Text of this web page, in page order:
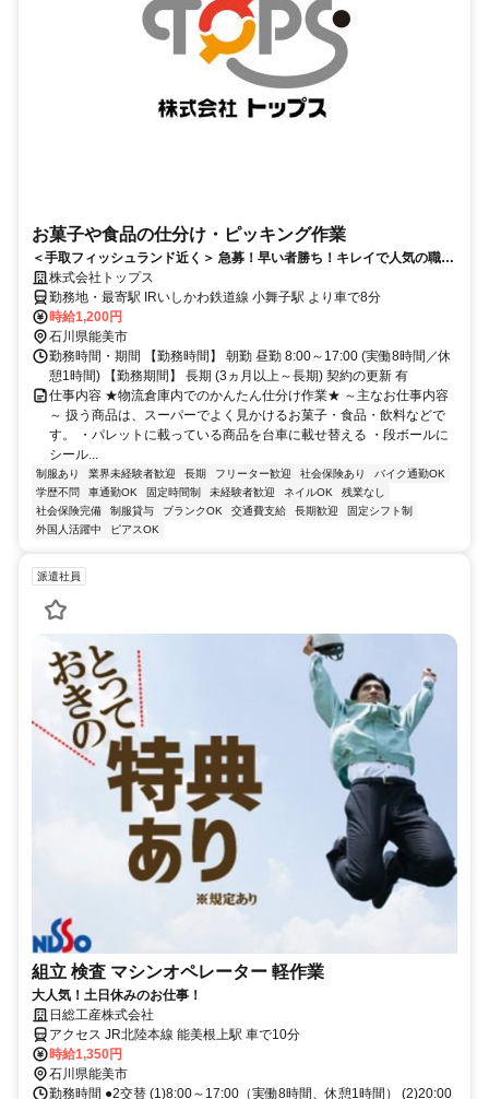
お菓子や食品の仕分け・ピッキング作業
＜手取フィッシュランド近く＞ 急募！早い者勝ち！キレイで人気の職場
です！
株式会社トップス
勤務地・最寄駅 IRいしかわ鉄道線 小舞子駅 より車で8分
時給1,200円
石川県能美市
勤務時間・期間 【勤務時間】 朝勤 昼勤 8:00～17:00 (実働8時間／休
憩1時間) 【勤務期間】 長期 (3ヵ月以上～長期) 契約の更新 有
仕事内容 ★物流倉庫内でのかんたん仕分け作業★ ～主なお仕事内容
～ 扱う商品は、スーパーでよく見かけるお菓子・食品・飲料などで
す。 ・パレットに載っている商品を台車に載せ替える ・段ボールに
シール...
制服あり 業界未経験者歓迎 長期 フリーター歓迎 社会保険あり
バイク通勤OK
学歴不問
車通勤OK 固定時間制 未経験者歓迎 ネイルOK
残業なし
社会保険完備
制服貸与 ブランクOK 交通費支給 長期歓迎
固定シフト制
外国人活躍中
ピアスOK
派遣社員
組立 検査 マシンオペレーター 軽作業
大人気！土日休みのお仕事！
日総工産株式会社
アクセス JR北陸本線 能美根上駅 車で10分
時給1,350円
石川県能美市
勤務時間 ●2交替 (1)8:00～17:00（実働8時間、休憩1時間） (2)20:00